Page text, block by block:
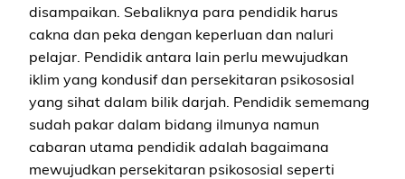
disampaikan. Sebaliknya para pendidik harus
cakna dan peka dengan keperluan dan naluri
pelajar. Pendidik antara lain perlu mewujudkan
iklim yang kondusif dan persekitaran psikososial
yang sihat dalam bilik darjah. Pendidik sememang
sudah pakar dalam bidang ilmunya namun
cabaran utama pendidik adalah bagaimana
mewujudkan persekitaran psikososial seperti